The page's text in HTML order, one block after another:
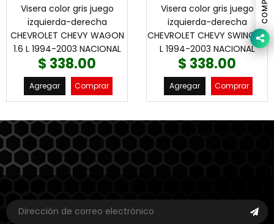
Visera color gris juego
izquierda-derecha
CHEVROLET CHEVY WAGON
1.6 L 1994-2003 NACIONAL
$ 338.00
Agregar Comprar
Visera color gris juego
izquierda-derecha
CHEVROLET CHEVY SWING 1.6
L 1994-2003 NACIONAL
$ 338.00
Agregar Comprar